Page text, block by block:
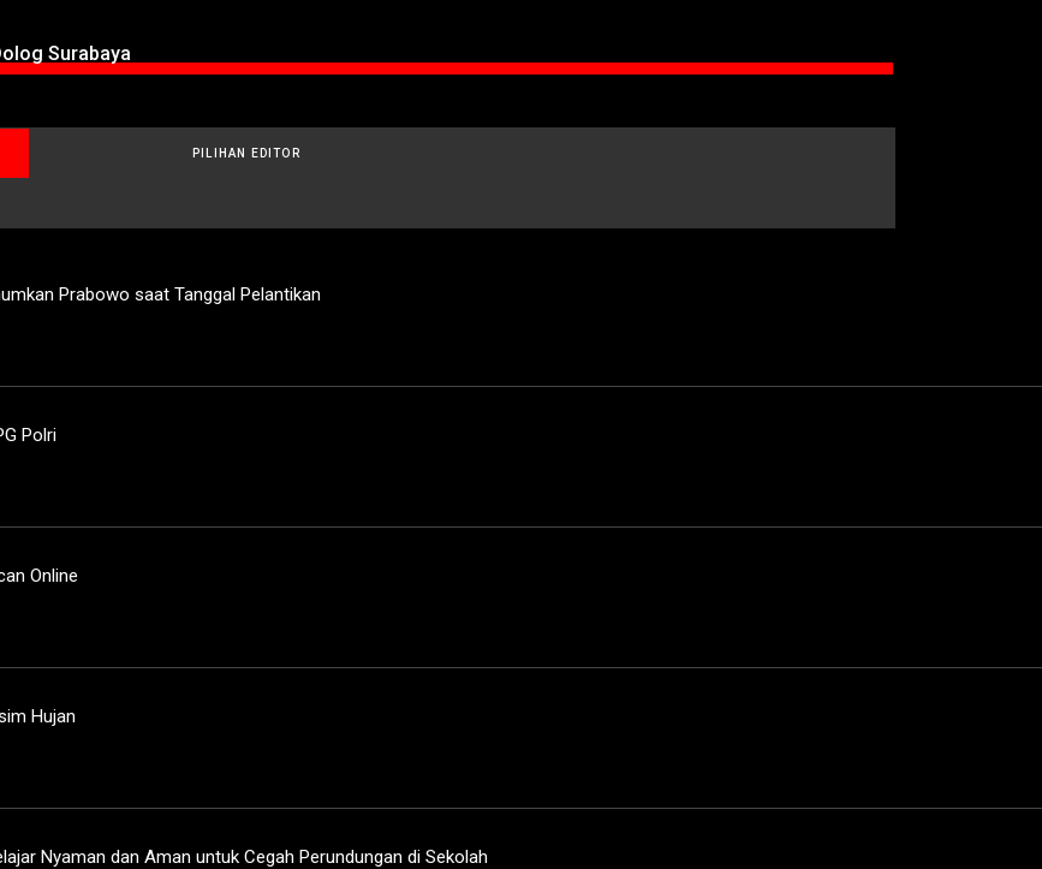
Surabaya
PILIHAN EDITOR
Prabowo saat Tanggal Pelantikan
Polri
Online
Hujan
Nyaman dan Aman untuk Cegah Perundungan di Sekolah